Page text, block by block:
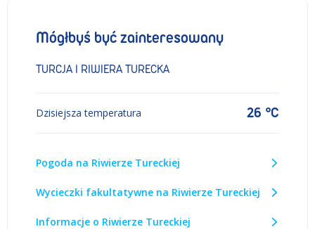
Mógłbyś być zainteresowany
TURCJA I RIWIERA TURECKA
Dzisiejsza temperatura 26 °C
Pogoda na Riwierze Tureckiej
Wycieczki fakultatywne na Riwierze Tureckiej
Informacje o Riwierze Tureckiej